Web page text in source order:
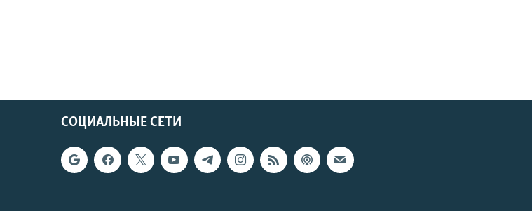
СОЦИАЛЬНЫЕ СЕТИ